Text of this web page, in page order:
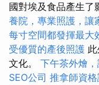
國對埃及食品產生了
養院，專業照護，讓
每寸空間都發揮最大
受優質的產後照護
文化。 下午茶外燴
SEO公司 推拿師資